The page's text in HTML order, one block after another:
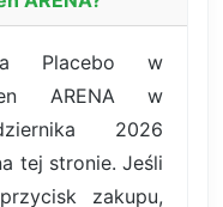
Placebo w
ARENA w
2026
tej stronie. Jeśli
zakupu,